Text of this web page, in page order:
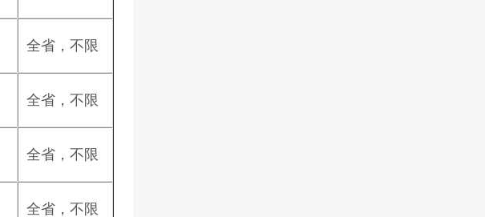
全省，不限
全省，不限
全省，不限
全省，不限